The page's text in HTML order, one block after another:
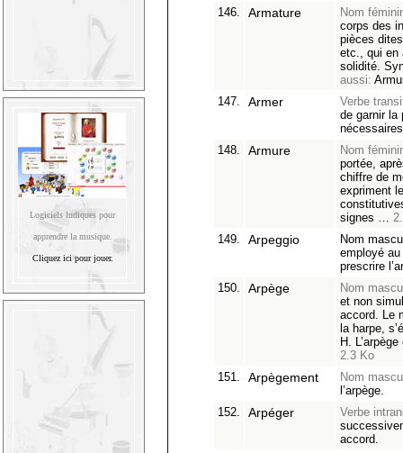
Logiciels ludiques pour
apprendre la musique.
Cliquez ici pour jouer.
146.
Armature
Nom
corps des
pièces
etc., qui en
solidité.
aussi:
147.
Armer
Verbe
de garnir la
148.
Armure
Nom
portée,
chiffre de
expriment
signes …
149.
Arpeggio
Nom
employé
prescrire
150.
Arpège
Nom
et non
accord. Le
la harpe,
H.
2.3 Ko
151.
Arpègement
Nom
l’arpège.
152.
Arpéger
Verbe
accord.